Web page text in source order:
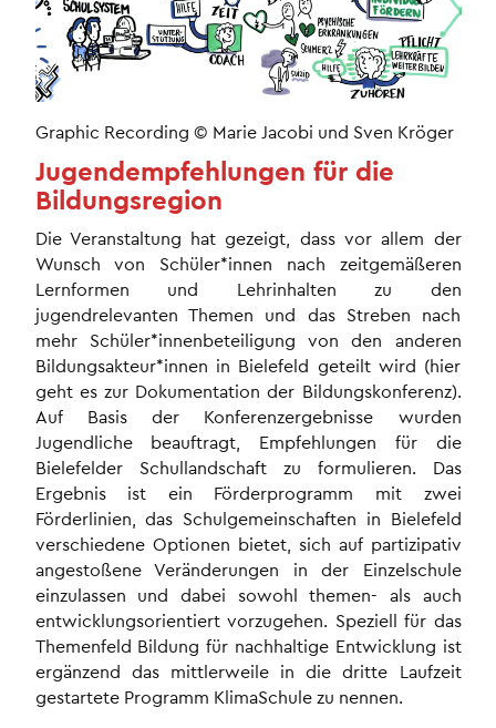
Graphic Recording © Marie Jacobi und Sven Kröger
Jugendempfehlungen für die
Bildungsregion
Die Veranstaltung hat gezeigt, dass vor allem der
Wunsch von Schüler*innen nach zeitgemäßeren
Lernformen und Lehrinhalten zu den
jugendrelevanten Themen und das Streben nach
mehr Schüler*innenbeteiligung von den anderen
Bildungsakteur*innen in Bielefeld geteilt wird (hier
geht es zur Dokumentation der Bildungskonferenz).
Auf Basis der Konferenzergebnisse wurden
Jugendliche beauftragt, Empfehlungen für die
Bielefelder Schullandschaft zu formulieren. Das
Ergebnis ist ein Förderprogramm mit zwei
Förderlinien, das Schulgemeinschaften in Bielefeld
verschiedene Optionen bietet, sich auf partizipativ
angestoßene Veränderungen in der Einzelschule
einzulassen und dabei sowohl themen- als auch
entwicklungsorientiert vorzugehen. Speziell für das
Themenfeld Bildung für nachhaltige Entwicklung ist
ergänzend das mittlerweile in die dritte Laufzeit
gestartete Programm KlimaSchule zu nennen.